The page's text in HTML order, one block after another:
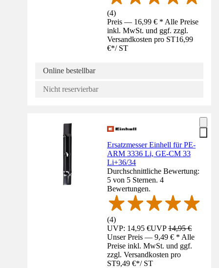
(4)
Preis — 16,99 € * Alle Preise
inkl. MwSt. und ggf. zzgl.
Versandkosten pro ST16,99
€*/ ST
Online bestellbar
Nicht reservierbar
Ersatzmesser Einhell für PE-
ARM 3336 Li, GE-CM 33
Li+36/34
Durchschnittliche Bewertung:
5 von 5 Sternen. 4
Bewertungen.
(4)
UVP: 14,95 €UVP14,95 €
Unser Preis — 9,49 € * Alle
Preise inkl. MwSt. und ggf.
zzgl. Versandkosten pro
ST9,49 €*/ ST